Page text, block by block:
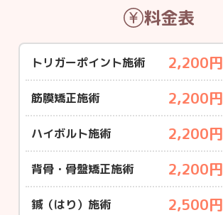
料金表
トリガーポイント施術 2,200円
筋膜矯正施術 2,200円
ハイボルト施術 2,200円
背骨・骨盤矯正施術 2,200円
鍼（はり）施術 2,500円